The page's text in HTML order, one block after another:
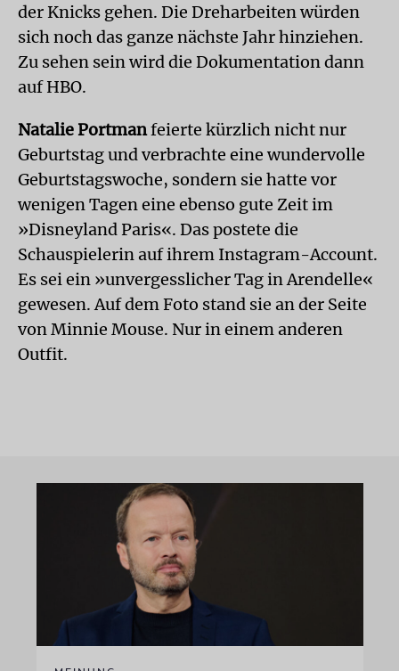
der Knicks gehen. Die Dreharbeiten würden
sich noch das ganze nächste Jahr hinziehen.
Zu sehen sein wird die Dokumentation dann
auf HBO.
Natalie Portmanfeierte kürzlich nicht nur
Geburtstag und verbrachte eine wundervolle
Geburtstagswoche, sondern sie hatte vor
wenigen Tagen eine ebenso gute Zeit im
»Disneyland Paris«. Das postete die
Schauspielerin auf ihrem Instagram-Account.
Es sei ein »unvergesslicher Tag in Arendelle«
gewesen. Auf dem Foto stand sie an der Seite
von Minnie Mouse. Nur in einem anderen
Outfit.